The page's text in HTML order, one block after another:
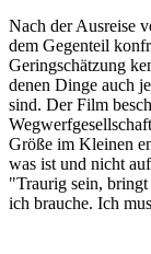
Nach der Ausreise
dem Gegenteil
Geringschätzung
denen Dinge auch
sind. Der Film
Größe im Kleinen
was ist und nicht
"Traurig sein,
ich brauche. Ich